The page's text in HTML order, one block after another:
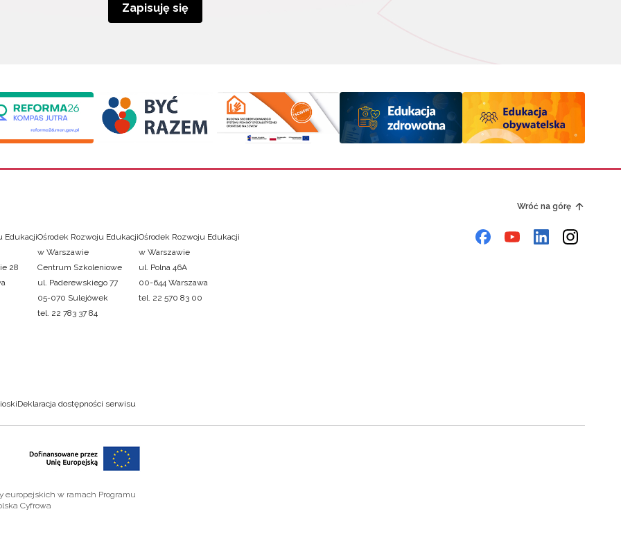
Zapisuję się
Wróć na górę
Edukacji
28
Ośrodek Rozwoju Edukacji
w Warszawie
Centrum Szkoleniowe
ul. Paderewskiego 77
05-070 Sulejówek
tel. 22 783 37 84
Ośrodek Rozwoju Edukacji
w Warszawie
ul. Polna 46A
00-644 Warszawa
tel. 22 570 83 00
Deklaracja dostępności serwisu
europejskich w ramach Programu
Cyfrowa